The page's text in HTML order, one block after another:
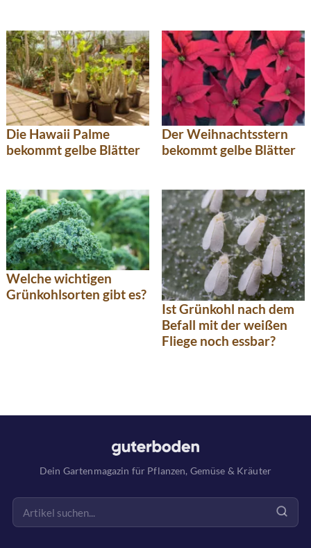
Die Hawaii Palme
bekommt gelbe Blätter
Der Weihnachtsstern
bekommt gelbe Blätter
Welche wichtigen
Grünkohlsorten gibt es?
Ist Grünkohl nach dem
Befall mit der weißen
Fliege noch essbar?
Dein Gartenmagazin für Pflanzen, Gemüse & Kräuter